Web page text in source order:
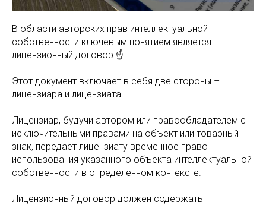
В области авторских прав интеллектуальной
собственности ключевым понятием является
лицензионный договор.☝️
Этот документ включает в себя две стороны –
лицензиара и лицензиата.
Лицензиар, будучи автором или правообладателем с
исключительными правами на объект или товарный
знак, передает лицензиату временное право
использования указанного объекта интеллектуальной
собственности в определенном контексте.
Лицензионный договор должен содержать